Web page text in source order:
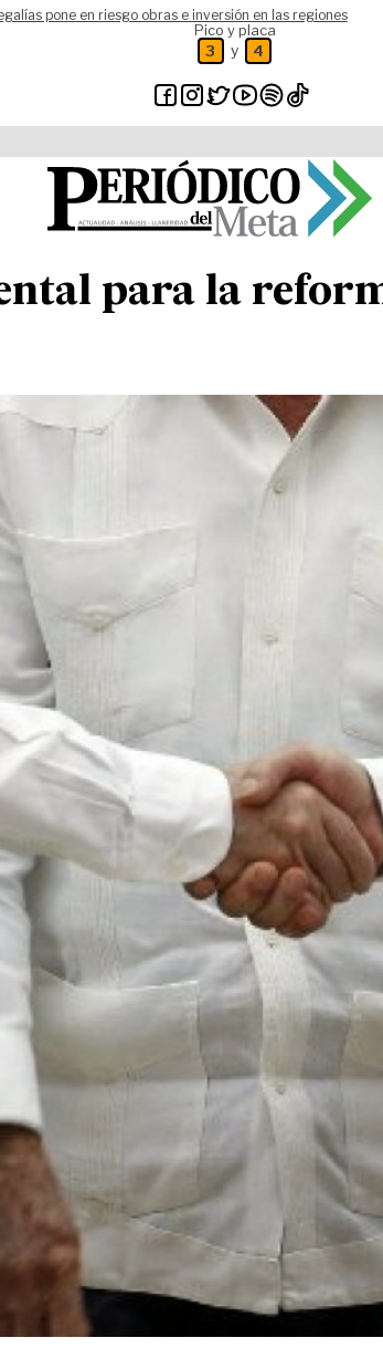
pone en riesgo obras e inversión en las regiones
Pico y placa
3 y 4
para la